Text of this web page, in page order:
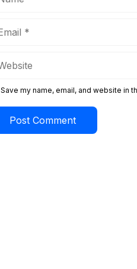
Save my name, email, and website in